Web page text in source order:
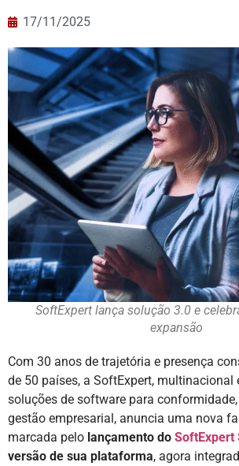
17/11/2025
SoftExpert lança solução 3.0 e
expansão
Com 30 anos de trajetória e presença
de 50 países, a SoftExpert, multinacional
soluções de software para
gestão empresarial, anuncia uma nova
marcada pelo lançamento do SoftExpert
versão de sua plataforma, agora